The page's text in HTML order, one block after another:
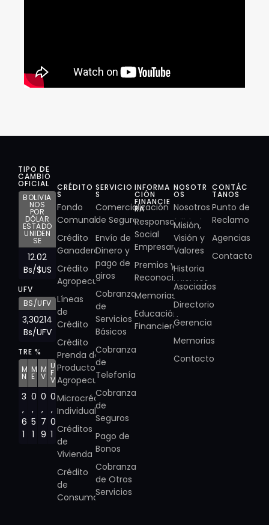
CRÉDITO
S
Fondo
Comunal
Crédito
Ganadero
Crédito
Agropecuario
Líneas
de
Crédito
Crédito
Prenda de
Producto
Agropecuario
Microcrédito
Individual
Créditos
de
Vivienda
Crédito
de
Consumo
SERVICIO
S
Comercialización
de Seguros
Envío de
Dinero y
pago de
giros
Cobranza
de
Servicios
Básicos
Cobranza
de
Telefonía
Cobranza
de
Seguros
Pago de
Bonos
Cobranza
de Otros
Servicios
INFORMA
CIÓN
FINANCIE
RA
Responsabilidad
Social
Empresarial
Premios y
Reconocimientos
Memorias
Educación
Financiera
NOSOTR
OS
Nosotros
Misión,
Visión y
Valores
Historia
Asociados
Directorio
Gerencia
Memorias
Contacto
CONTÁC
TANOS
Punto de
Reclamo
Agencias
Contacto
TIPO DE
CAMBIO
OFICIAL
BOLIVIA
NOS
POR
DÓLAR
ESTADO
UNIDEN
SE
12.02
Bs/$US
UFV
BS/UFV
3,30214
Bs/UFV
TRE %
M
N
M
E
M
V
U
F
V
3
,
6
1
0
,
5
1
0
,
7
9
0
,
0
1